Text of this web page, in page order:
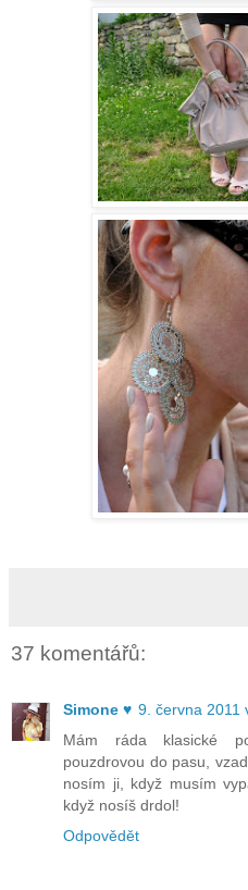
37 komentářů:
Simone ♥ 9. června 2011
Mám ráda klasické
pouzdrovou do pasu,
nosím ji, když musím
když nosíš drdol!
Odpovědět